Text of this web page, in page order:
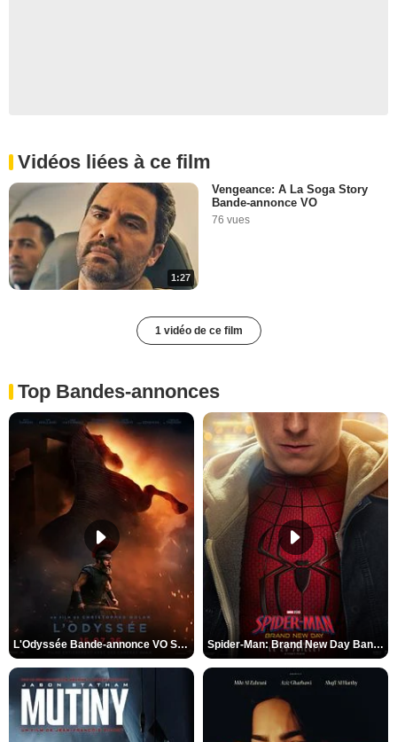
Vidéos liées à ce film
1:27
Vengeance: A La Soga Story
Bande-annonce VO
76 vues
1 vidéo de ce film
Top Bandes-annonces
L'Odyssée Bande-annonce VO STFR Spider-Man: Brand New Day Bande-annonce VO STFR